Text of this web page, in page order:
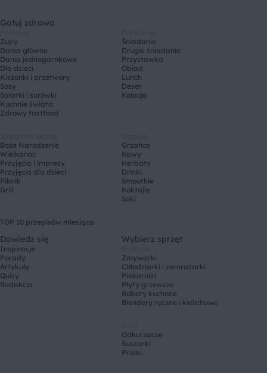
Gotuj zdrowo
Zupy
Dania główne
Dania jednogarnkowe
Dla dzieci
Kiszonki i przetwory
Sosy
Sałatki i surówki
Kuchnie świata
Zdrowy fastfood
Śniadanie
Drugie śniadanie
Przystawka
Obiad
Lunch
Deser
Kolacja
Boże Narodzenie
Wielkanoc
Przyjęcia i imprezy
Przyjęcia dla dzieci
Piknik
Grill
Grzańce
Kawy
Herbaty
Drinki
Smoothie
Koktajle
Soki
TOP 10 przepisów miesiąca
Dowiedz się
Inspiracje
Porady
Artykuły
Quizy
Redakcja
Wybierz sprzęt
Zmywarki
Chłodziarki i zamrażarki
Piekarniki
Płyty grzewcze
Roboty kuchnne
Blendery ręczne i kielichowe
Odkurzacze
Suszarki
Pralki